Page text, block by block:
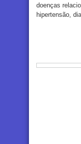
doenças
hipertensão,